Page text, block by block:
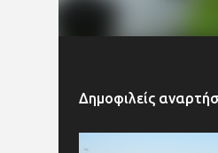
Δημοφιλείς